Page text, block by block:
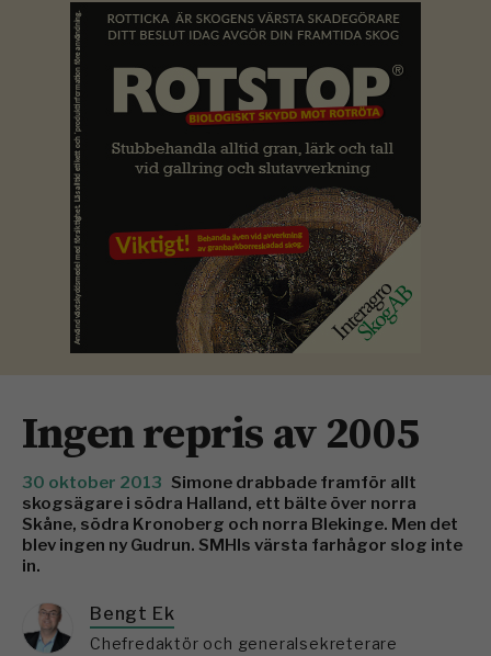
Ingen repris av 2005
30 oktober 2013 Simone drabbade framför allt
skogsägare i södra Halland, ett bälte över norra
Skåne, södra Kronoberg och norra Blekinge. Men det
blev ingen ny Gudrun. SMHIs värsta farhågor slog inte
in.
Bengt Ek
Chefredaktör och generalsekreterare